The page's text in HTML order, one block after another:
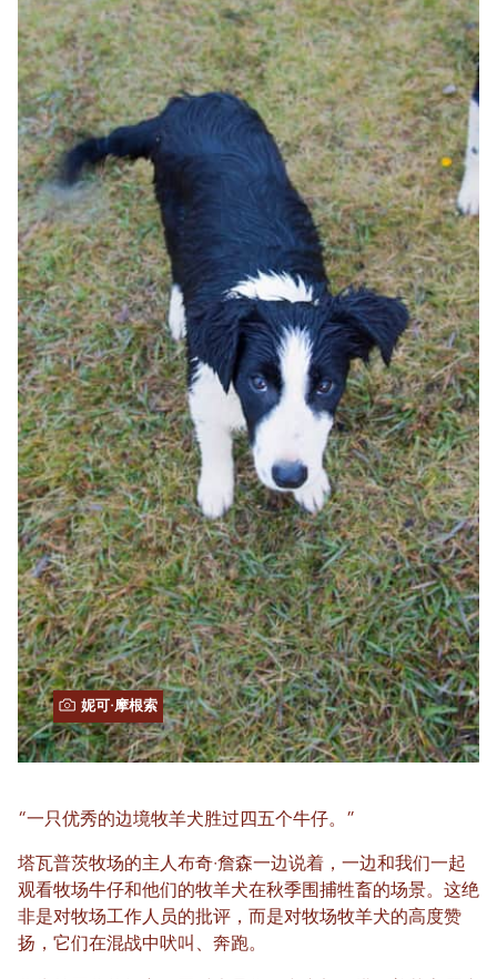
妮可·摩根索
“一只优秀的边境牧羊犬胜过四五个牛仔。”
塔瓦普茨牧场的主人布奇·詹森一边说着，一边和我们一起
观看牧场牛仔和他们的牧羊犬在秋季围捕牲畜的场景。这绝
非是对牧场工作人员的批评，而是对牧场牧羊犬的高度赞
扬，它们在混战中吠叫、奔跑。